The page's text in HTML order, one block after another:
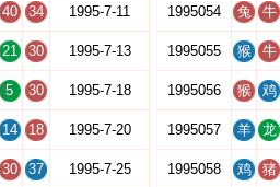
40 34 1995-7-11
21 30 1995-7-13
5 30 1995-7-18
14 18 1995-7-20
30 37 1995-7-25
1995054 兔 牛
1995055 猴 牛
1995056 猴 鸡
1995057 羊 龙
1995058 鸡 猪